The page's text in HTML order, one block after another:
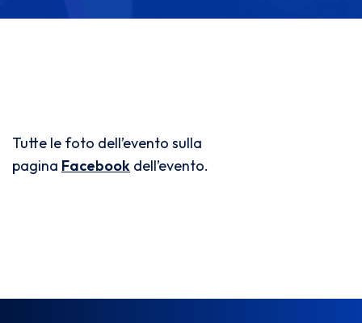
Tutte le foto dell’evento sulla
pagina Facebook dell’evento.